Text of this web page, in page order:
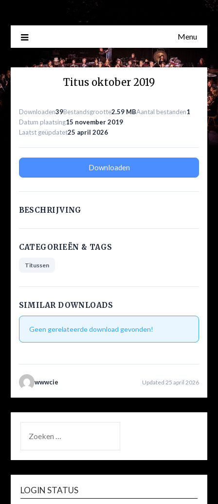
Menu
Titus oktober 2019
Downloaden39Bestandsgrootte2.59 MBAantal bestanden1
Datum plaatsing15 november 2019
Laatst geüpdatet25 april 2026
Downloaden
BESCHRIJVING
CATEGORIEËN & TAGS
Titussen
SIMILAR DOWNLOADS
Geen gerelateerde download gevonden!
wwwcie Updated 25 april 2026
NAAR:
LOGIN STATUS